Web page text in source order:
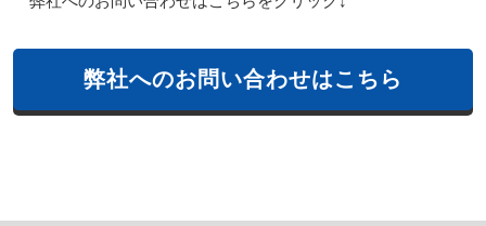
弊社へのお問い合わせはこちら